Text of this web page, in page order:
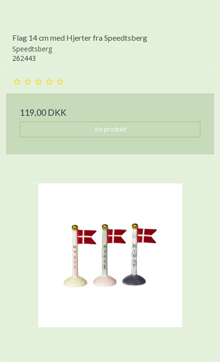
Flag 14 cm med Hjerter fra Speedtsberg
Speedtsberg
262443
119,00 DKK
Vis produkt